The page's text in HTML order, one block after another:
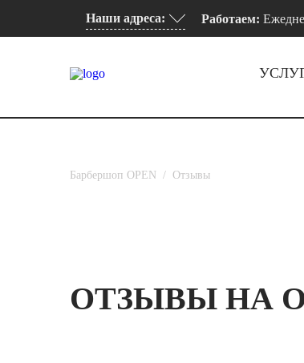
Наши адреса: Работаем:
Барбершоп OPEN / Отзывы
ОТЗЫВЫ НА